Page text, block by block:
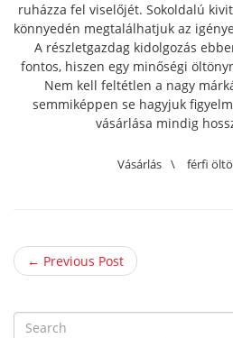
ruházza fel viselőjét. Sokoldalú
könnyedén megtalálhatjuk az
A részletgazdag kidolgozás
fontos, hiszen egy minőségi
Nem kell feltétlen a nagy
semmiképpen se hagyjuk
vásárlása mindig
Vásárlás \ férfi
← Previous Post